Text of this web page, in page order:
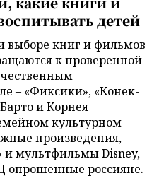
детей
выборе книг и фильмов
к проверенной
– «Фиксики», «Конек-
и Корнея
культурном
произведения,
и мультфильмы Disney,
опрошенные россияне.